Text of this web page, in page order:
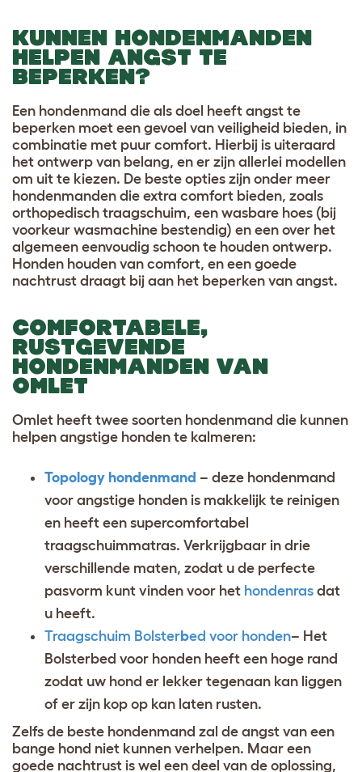
KUNNEN HONDENMANDEN
HELPEN ANGST TE
BEPERKEN?
Een hondenmand die als doel heeft angst te
beperken moet een gevoel van veiligheid bieden, in
combinatie met puur comfort. Hierbij is uiteraard
het ontwerp van belang, en er zijn allerlei modellen
om uit te kiezen. De beste opties zijn onder meer
hondenmanden die extra comfort bieden, zoals
orthopedisch traagschuim, een wasbare hoes (bij
voorkeur wasmachine bestendig) en een over het
algemeen eenvoudig schoon te houden ontwerp.
Honden houden van comfort, en een goede
nachtrust draagt bij aan het beperken van angst.
COMFORTABELE,
RUSTGEVENDE
HONDENMANDEN VAN
OMLET
Omlet heeft twee soorten hondenmand die kunnen
helpen angstige honden te kalmeren:
Topology hondenmand – deze hondenmand
voor angstige honden is makkelijk te reinigen
en heeft een supercomfortabel
traagschuimmatras. Verkrijgbaar in drie
verschillende maten, zodat u de perfecte
pasvorm kunt vinden voor het hondenras dat
u heeft.
Traagschuim Bolsterbed voor honden– Het
Bolsterbed voor honden heeft een hoge rand
zodat uw hond er lekker tegenaan kan liggen
of er zijn kop op kan laten rusten.
Zelfs de beste hondenmand zal de angst van een
bange hond niet kunnen verhelpen. Maar een
goede nachtrust is wel een deel van de oplossing,